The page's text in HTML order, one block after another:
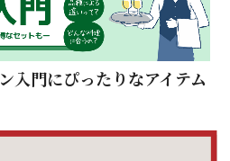
入門にぴったりなアイテム